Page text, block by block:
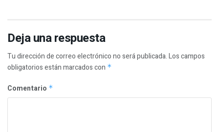
Deja una respuesta
Tu dirección de correo electrónico no será publicada.Los campos
obligatorios están marcados con *
Comentario *